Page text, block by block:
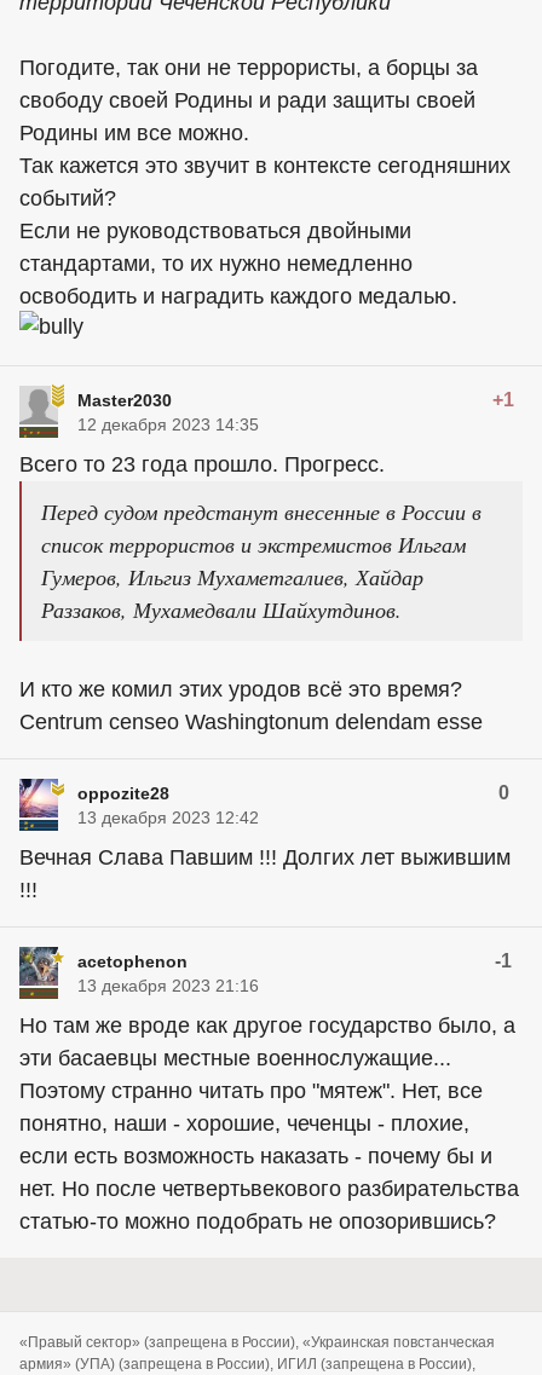
Погодите, так они не террористы, а борцы за
свободу своей Родины и ради защиты своей
Родины им все можно.
Так кажется это звучит в контексте сегодняшних
событий?
Если не руководствоваться двойными
стандартами, то их нужно немедленно
освободить и наградить каждого медалью.
Master2030 +1
12 декабря 2023 14:35
Всего то 23 года прошло. Прогресс.
Перед судом предстанут внесенные в России в
список террористов и экстремистов Ильгам
Гумеров, Ильгиз Мухаметгалиев, Хайдар
Раззаков, Мухамедвали Шайхутдинов.
И кто же комил этих уродов всё это время?
Centrum censeo Washingtonum delendam esse
oppozite28 0
13 декабря 2023 12:42
Вечная Слава Павшим !!! Долгих лет выжившим
!!!
acetophenon -1
13 декабря 2023 21:16
Но там же вроде как другое государство было, а
эти басаевцы местные военнослужащие...
Поэтому странно читать про "мятеж". Нет, все
понятно, наши - хорошие, чеченцы - плохие,
если есть возможность наказать - почему бы и
нет. Но после четвертьвекового разбирательства
статью-то можно подобрать не опозорившись?
«Правый сектор» (запрещена в России), «Украинская повстанческая
армия» (УПА) (запрещена в России), ИГИЛ (запрещена в России),